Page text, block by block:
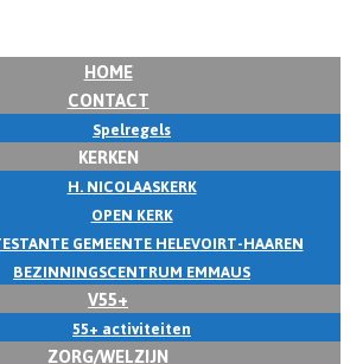
HOME
CONTACT
Spelregels
KERKEN
H. NICOLAASKERK
OPEN KERK
GEMEENTE HELEVOIRT-HAAREN
BEZINNINGSCENTRUM EMMAUS
V55+
55+ activiteiten
ZORG/WELZIJN